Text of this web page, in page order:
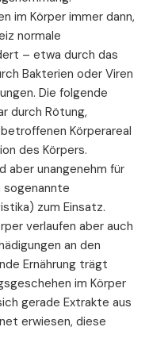
im Körper immer dann,
normale
– etwa durch das
Bakterien oder Viren
Die folgende
durch Rötung,
Körperareal
des Körpers.
aber unangenehm für
sogenannte
zum Einsatz.
verlaufen aber auch
an den
Ernährung trägt
im Körper
gerade Extrakte aus
erwiesen, diese